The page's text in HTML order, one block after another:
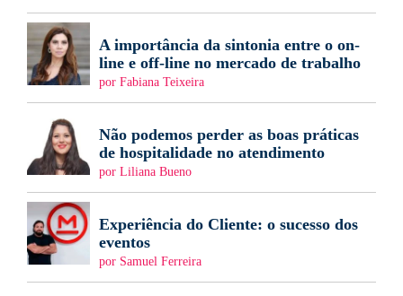
A importância da sintonia entre o on-
line e off-line no mercado de trabalho
por Fabiana Teixeira
Não podemos perder as boas práticas
de hospitalidade no atendimento
por Liliana Bueno
Experiência do Cliente: o sucesso dos
eventos
por Samuel Ferreira